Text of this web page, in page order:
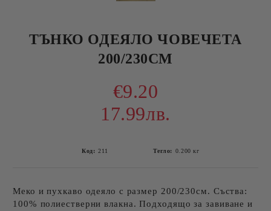
ТЪНКО ОДЕЯЛО ЧОВЕЧЕТА
200/230СМ
€9.20
17.99лв.
Код: 211 Тегло: 0.200 кг
Меко и пухкаво одеяло с размер 200/230см. Съства:
100% полиестверни влакна. Подходящо за завиване и